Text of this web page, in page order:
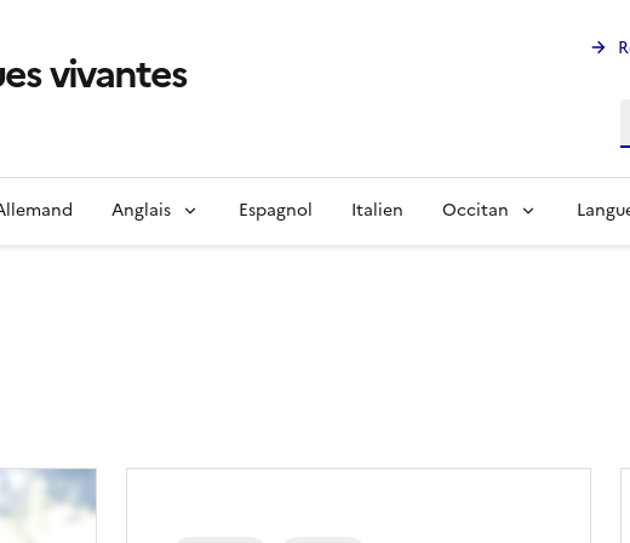
vivantes
Anglais Espagnol Italien Occitan